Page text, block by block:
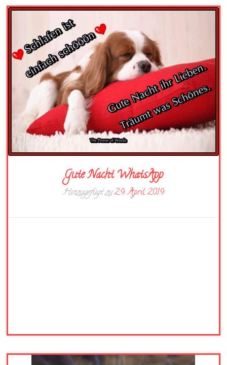
Gute Nacht WhatsApp
Hinzugefügt zu29. April 2019